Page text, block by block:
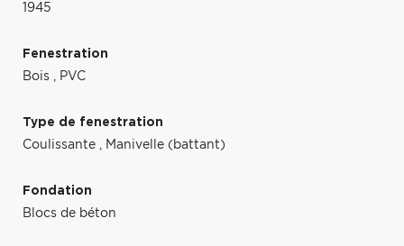
1945
Fenestration
Bois , PVC
Type de fenestration
Coulissante , Manivelle (battant)
Fondation
Blocs de béton